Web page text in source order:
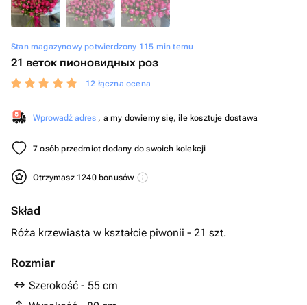
Stan magazynowy potwierdzony 115 min temu
21 веток пионовидных роз
12 łączna ocena
Wprowadź adres , a my dowiemy się, ile kosztuje dostawa
7 osób przedmiot dodany do swoich kolekcji
Otrzymasz 1240 bonusów
Skład
Róża krzewiasta w kształcie piwonii - 21 szt.
Rozmiar
Szerokość - 55 cm